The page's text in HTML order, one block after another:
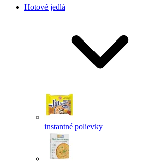
Hotové jedlá
instantné polievky